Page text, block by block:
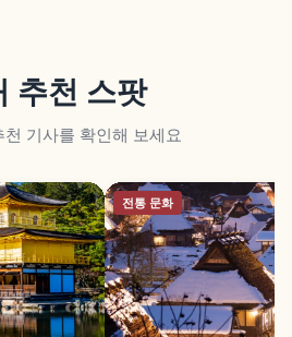
추천 스팟
천 기사를 확인해 보세요
전통 문화